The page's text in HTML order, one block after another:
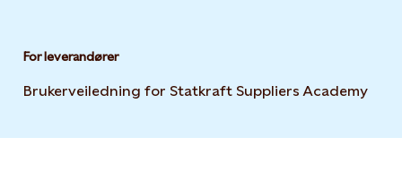
For leverandører
Brukerveiledning for Statkraft Suppliers Academy